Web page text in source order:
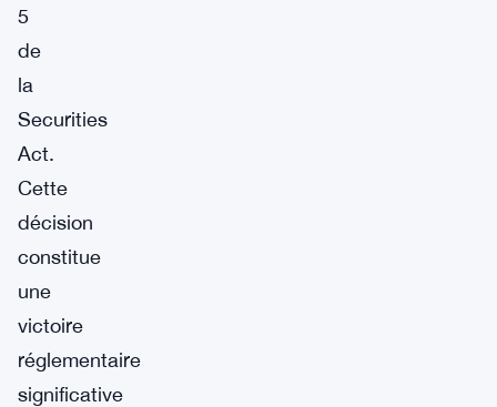
5
de
la
Securities
Act.
Cette
décision
constitue
une
victoire
réglementaire
significative